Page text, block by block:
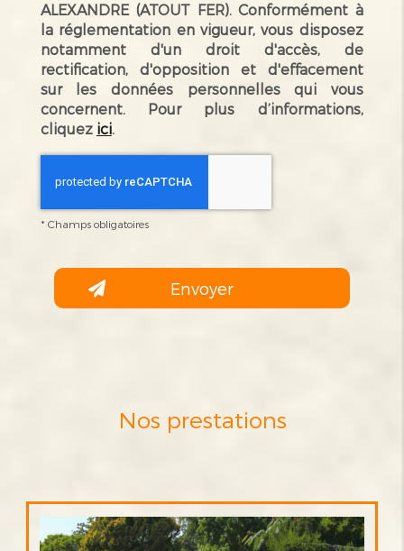
ALEXANDRE (ATOUT FER). Conformément à
la réglementation en vigueur, vous disposez
notamment d'un droit d'accès, de
rectification, d'opposition et d'effacement
sur les données personnelles qui vous
concernent. Pour plus d’informations,
cliquez ici.
* Champs obligatoires
Nos prestations